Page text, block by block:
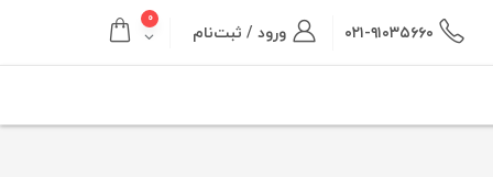
۰۲۱-۹۱۰۳۵۶۶۰ ورود / ثبت‌نام
۰